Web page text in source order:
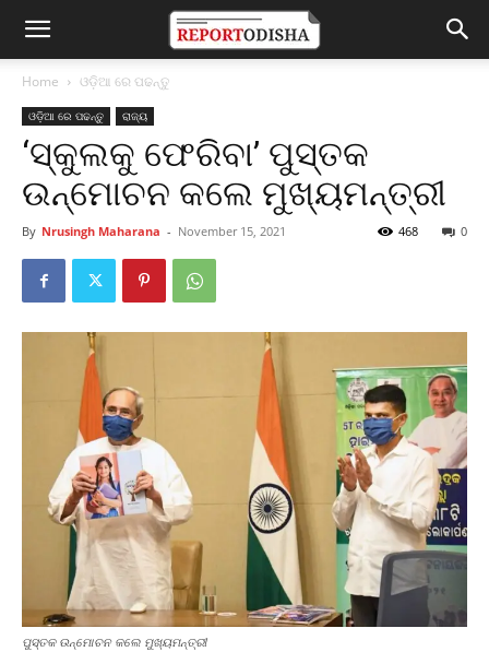
Home ଓଡ଼ିଆ ରେ ପଢନ୍ତୁ
ଓଡ଼ିଆ ରେ ପଢନ୍ତୁ ରାଜ୍ୟ
‘ସ୍କୁଲକୁ ଫେରିବା’ ପୁସ୍ତକ
ଉନ୍ମୋଚନ କଲେ ମୁଖ୍ୟମନ୍ତ୍ରୀ
By Nrusingh Maharana - November 15, 2021 0
468
ପୁସ୍ତକ ଉନ୍ମୋଚନ କଲେ ମୁଖ୍ୟମନ୍ତ୍ରୀ